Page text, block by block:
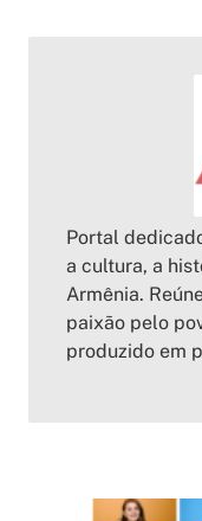
Portal
a cultura, a
Armênia.
paixão pelo
produzido em